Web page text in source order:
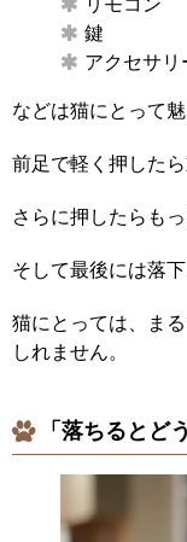
リモコン
鍵
アクセサリ
などは猫にとって
前足で軽く押したら
さらに押したらもっ
そして最後には落下
猫にとっては、ま
しれません。
「落ちるとど